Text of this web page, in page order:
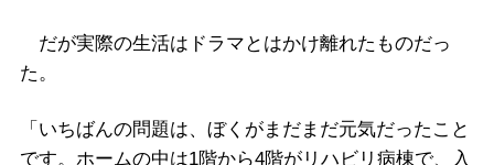
だが実際の生活はドラマとはかけ離れたものだっ
た。
「いちばんの問題は、ぼくがまだまだ元気だったこと
です。ホームの中は1階から4階がリハビリ病棟で、入